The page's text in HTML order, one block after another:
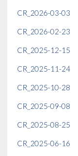
CR_2026-03-03
CR_2026-02-23
CR_2025-12-15
CR_2025-11-24
CR_2025-10-28
CR_2025-09-08
CR_2025-08-25
CR_2025-06-16